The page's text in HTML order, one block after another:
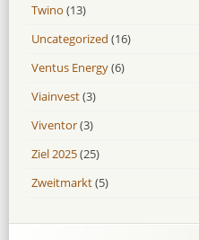
Twino (13)
Uncategorized (16)
Ventus Energy(6)
Viainvest(3)
Viventor(3)
Ziel 2025(25)
Zweitmarkt(5)